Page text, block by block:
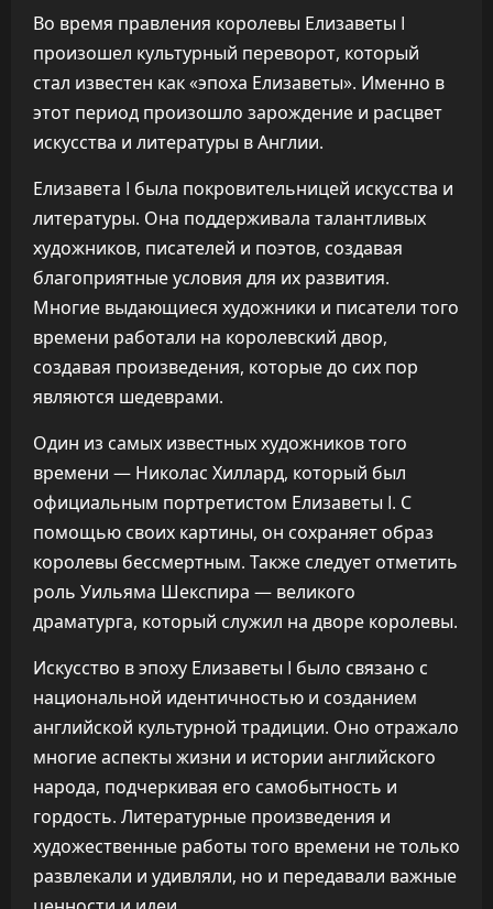
Во время правления королевы Елизаветы I
произошел культурный переворот, который
стал известен как «эпоха Елизаветы». Именно в
этот период произошло зарождение и расцвет
искусства и литературы в Англии.
Елизавета I была покровительницей искусства и
литературы. Она поддерживала талантливых
художников, писателей и поэтов, создавая
благоприятные условия для их развития.
Многие выдающиеся художники и писатели того
времени работали на королевский двор,
создавая произведения, которые до сих пор
являются шедеврами.
Один из самых известных художников того
времени — Николас Хиллард, который был
официальным портретистом Елизаветы I. С
помощью своих картины, он сохраняет образ
королевы бессмертным. Также следует отметить
роль Уильяма Шекспира — великого
драматурга, который служил на дворе королевы.
Искусство в эпоху Елизаветы I было связано с
национальной идентичностью и созданием
английской культурной традиции. Оно отражало
многие аспекты жизни и истории английского
народа, подчеркивая его самобытность и
гордость. Литературные произведения и
художественные работы того времени не только
развлекали и удивляли, но и передавали важные